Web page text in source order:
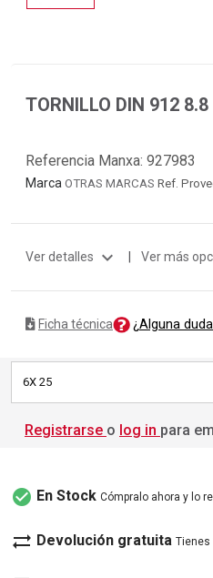
TORNILLO DIN 912
Referencia Manxa: 927983
Marca OTRAS MARCAS Ref.
Ver detalles expand_more | Ver más
Ficha técnica ¿Alguna
6X 25
Registrarse o log in para
check_circle En Stock Cómpralo ahora y lo
sync_alt Devolución gratuita Tienes